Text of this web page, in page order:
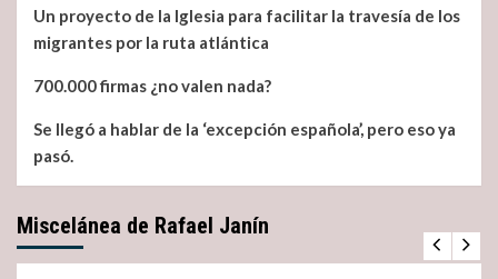
Un proyecto de la Iglesia para facilitar la travesía de los
migrantes por la ruta atlántica
700.000 firmas ¿no valen nada?
Se llegó a hablar de la ‘excepción española’, pero eso ya
pasó.
Miscelánea de Rafael Janín
Miscelánea Noticias